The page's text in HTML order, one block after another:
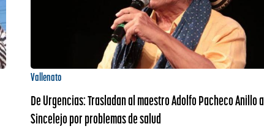
Vallenato
De Urgencias: Trasladan al maestro Adolfo Pacheco Anillo a
Sincelejo por problemas de salud